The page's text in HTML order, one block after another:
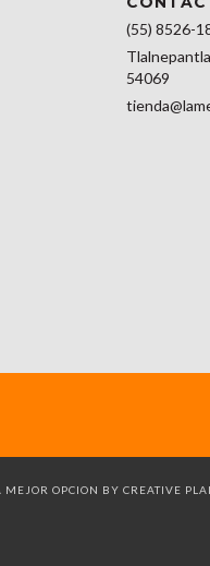
(55) 8526-
54069
MEJOR OPCION BY CREATIVE